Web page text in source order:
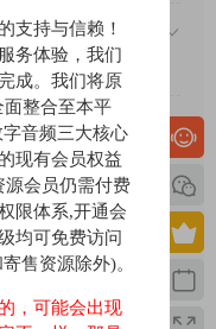
DAWs
was always supposed
升级包年（或终
？
支持与信赖！
务体验，我们
成。我们将原
面整合至本平
音频三大核心
现有会员权益
源会员仍需付费
限体系,开通会
均可免费访问
售资源除外)。
，可能会出现